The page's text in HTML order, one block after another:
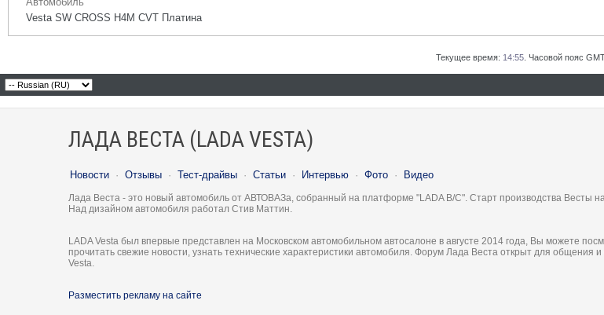
Vesta SW CROSS H4M CVT Платина
Текущее время: 14:55 . Часовой пояс
ЛАДА ВЕСТА (LADA VESTA)
Новости · Отзывы · Тест-драйвы · Статьи · Интервью · Фото · Видео
Лада Веста - это новый автомобиль от АВТОВАЗа, собранный на платформе "LADA B/C". Старт производства Весты
Над дизайном автомобиля работал Стив Маттин.
LADA Vesta был впервые представлен на Московском автомобильном автосалоне в августе 2014 года, Вы можете
прочитать свежие новости, узнать технические характеристики автомобиля. Форум Лада Веста открыт для общения
Vesta.
Разместить рекламу на сайте